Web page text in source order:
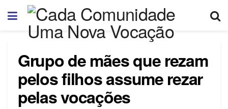
Grupo de mães que rezam
pelos filhos assume rezar
pelas vocações